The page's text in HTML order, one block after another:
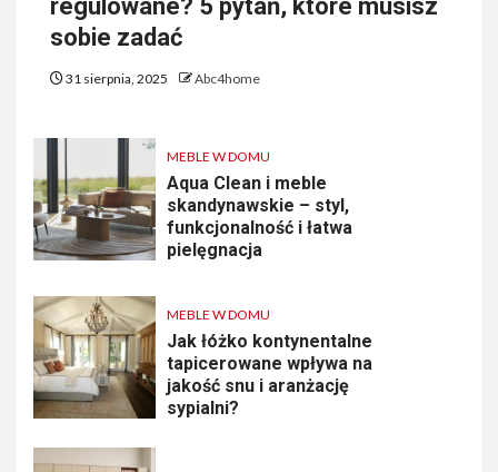
regulowane? 5 pytań, które musisz
sobie zadać
31 sierpnia, 2025 Abc4home
MEBLE W DOMU
Aqua Clean i meble
skandynawskie – styl,
funkcjonalność i łatwa
pielęgnacja
MEBLE W DOMU
Jak łóżko kontynentalne
tapicerowane wpływa na
jakość snu i aranżację
sypialni?